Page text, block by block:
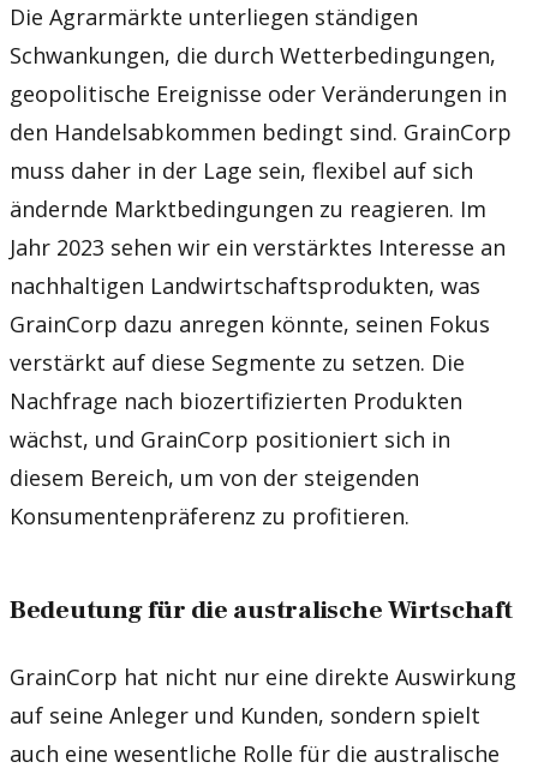
Die Agrarmärkte unterliegen ständigen
Schwankungen, die durch Wetterbedingungen,
geopolitische Ereignisse oder Veränderungen in
den Handelsabkommen bedingt sind. GrainCorp
muss daher in der Lage sein, flexibel auf sich
ändernde Marktbedingungen zu reagieren. Im
Jahr 2023 sehen wir ein verstärktes Interesse an
nachhaltigen Landwirtschaftsprodukten, was
GrainCorp dazu anregen könnte, seinen Fokus
verstärkt auf diese Segmente zu setzen. Die
Nachfrage nach biozertifizierten Produkten
wächst, und GrainCorp positioniert sich in
diesem Bereich, um von der steigenden
Konsumentenpräferenz zu profitieren.
Bedeutung für die australische Wirtschaft
GrainCorp hat nicht nur eine direkte Auswirkung
auf seine Anleger und Kunden, sondern spielt
auch eine wesentliche Rolle für die australische